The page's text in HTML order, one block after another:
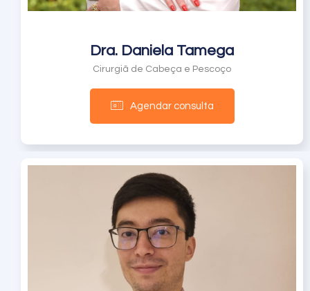
Dra. Daniela Tamega
Cirurgiã de Cabeça e Pescoço
Agendar consulta